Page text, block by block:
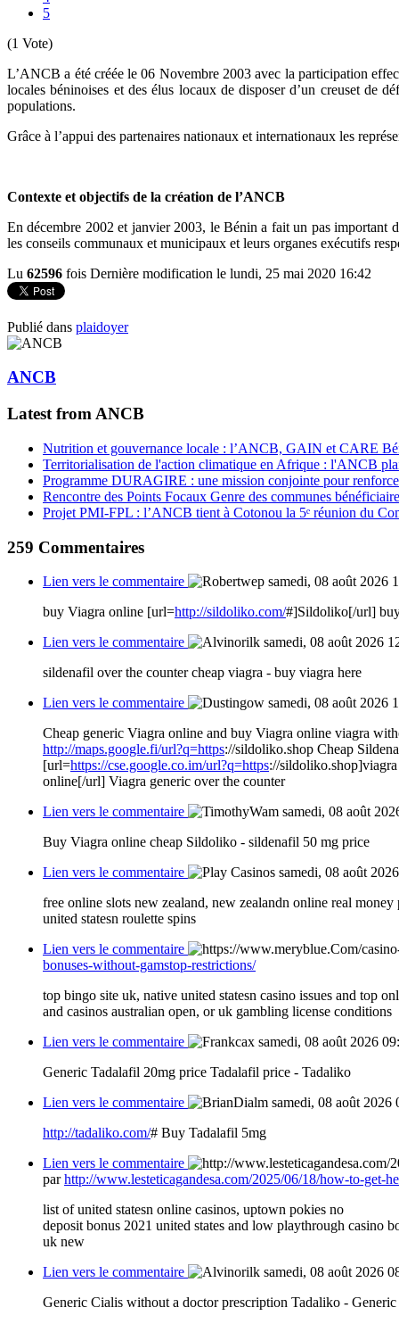
5
(1 Vote)
L’ANCB a été créée le 06 Novembre 2003 avec la participation
locales béninoises et des élus locaux de disposer d’un creuset de
populations.
Grâce à l’appui des partenaires nationaux et internationaux les
Contexte et objectifs de la création de l’ANCB
En décembre 2002 et janvier 2003, le Bénin a fait un pas important
les conseils communaux et municipaux et leurs organes exécutifs
Lu 62596 fois Dernière modification le lundi, 25 mai 2020 16:42
Publié dans plaidoyer
ANCB
Latest from ANCB
Nutrition et gouvernance locale : l’ANCB, GAIN et CARE
Territorialisation de l'action climatique en Afrique : l'ANCB
Programme DURAGIRE : une mission conjointe pour
Rencontre des Points Focaux Genre des communes
Projet PMI-FPL : l’ANCB tient à Cotonou la 5ᵉ réunion du
259 Commentaires
Lien vers le commentaire
samedi, 08 août 2026
buy Viagra online [url=http://sildoliko.com/#]Sildoliko[/url]
Lien vers le commentaire
samedi, 08 août 2026
sildenafil over the counter cheap viagra - buy viagra here
Lien vers le commentaire
samedi, 08 août 2026
Cheap generic Viagra online and buy Viagra online viagra
http://maps.google.fi/url?q=https://sildoliko.shop Cheap
[url=https://cse.google.co.im/url?q=https://
online[/url] Viagra generic over the counter
Lien vers le commentaire
samedi, 08 août
Buy Viagra online cheap Sildoliko - sildenafil 50 mg price
Lien vers le commentaire
samedi, 08 août
free online slots new zealand, new zealandn online real
united statesn roulette spins
Lien vers le commentaire
bonuses-without-gamstop-restrictions/
top bingo site uk, native united statesn casino issues and top
and casinos australian open, or uk gambling license conditions
Lien vers le commentaire
samedi, 08 août 2026
Generic Tadalafil 20mg price Tadalafil price - Tadaliko
Lien vers le commentaire
samedi, 08 août 2026
http://tadaliko.com/# Buy Tadalafil 5mg
Lien vers le commentaire
parhttp://www.lesteticagandesa.com/2025/06/18/how-to-get-
list of united statesn online casinos, uptown pokies no
deposit bonus 2021 united states and low playthrough casino
uk new
Lien vers le commentaire
samedi, 08 août 2026
Generic Cialis without a doctor prescription Tadaliko -